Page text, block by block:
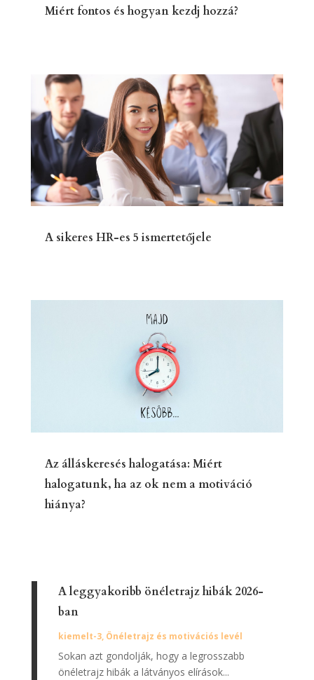
Miért fontos és hogyan kezdj hozzá?
A sikeres HR-es 5 ismertetőjele
Az álláskeresés halogatása: Miért
halogatunk, ha az ok nem a motiváció
hiánya?
A leggyakoribb önéletrajz hibák 2026-
ban
kiemelt-3, Önéletrajz és motivációs levél
Sokan azt gondolják, hogy a legrosszabb
önéletrajz hibák a látványos elírások...